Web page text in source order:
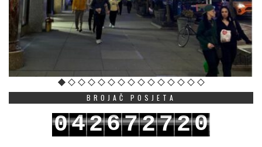
BROJAČ POSJETA
042672720